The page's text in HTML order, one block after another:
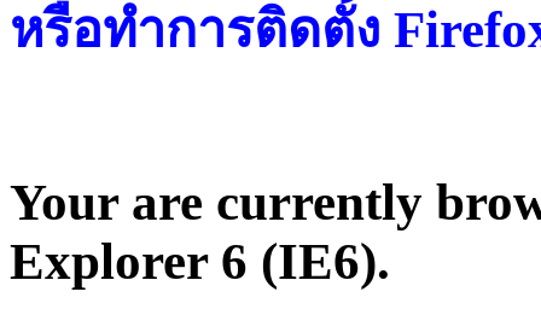
หรือทำการติดตั้ง
Your are currently
Explorer 6 (IE6).